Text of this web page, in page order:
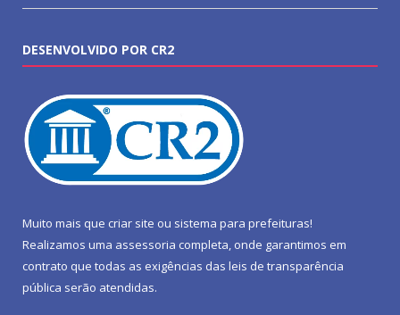
DESENVOLVIDO POR CR2
Muito mais que criar site ou sistema para prefeituras!
Realizamos uma assessoria completa, onde garantimos em
contrato que todas as exigências das leis de transparência
pública serão atendidas.